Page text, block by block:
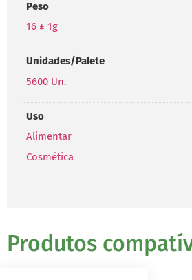
Peso
16 ± 1g
Unidades/Palete
5600 Un.
Uso
Alimentar
Cosmética
Produtos